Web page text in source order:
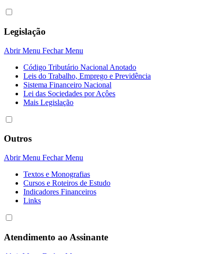
Legislação
Abrir Menu Fechar Menu
Código Tributário Nacional Anotado
Leis do Trabalho, Emprego e Previdência
Sistema Financeiro Nacional
Lei das Sociedades por Açôes
Mais Legislação
Outros
Abrir Menu Fechar Menu
Textos e Monografias
Cursos e Roteiros de Estudo
Indicadores Financeiros
Links
Atendimento ao Assinante